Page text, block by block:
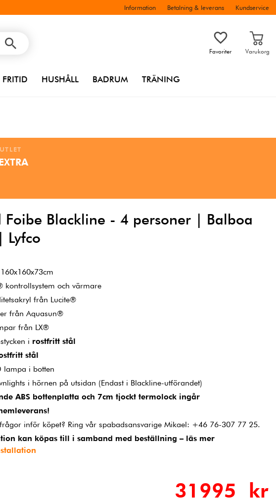
Information Betalning & leverans Kundservice
Favoriter Varukorg
FRITID HUSHÅLL BADRUM TRÄNING
Foibe Blackline - 4 personer | Balboa
Lyfco
kontrollsystem och värmare
från Lucite®
från Aquasun®
från LX®
i rostfritt stål
stål
lampa i botten
i hörnen på utsidan (Endast i Blackline-utförandet)
ABS bottenplatta och 7cm tjockt termolock ingår
inför köpet? Ring vår spabadsansvarige Mikael: +46 76-307 77 25.
kan köpas till i samband med beställning – läs mer
31995 kr